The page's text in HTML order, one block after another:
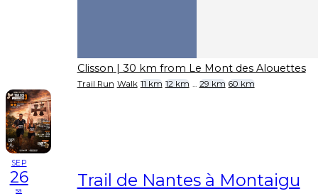
Clisson | 30 km from Le Mont des Alouettes
Trail Run Walk 11 km 12 km ... 29 km 60 km
SEP
26
sa Trail de Nantes à Montaigu